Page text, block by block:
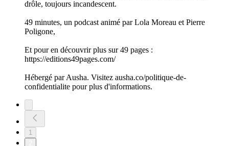
drôle, toujours incandescent.
49 minutes, un podcast animé par Lola Moreau et Pierre
Poligone,
Et pour en découvrir plus sur 49 pages :
https://editions49pages.com/
Hébergé par Ausha. Visitez ausha.co/politique-de-
confidentialite pour plus d'informations.
1